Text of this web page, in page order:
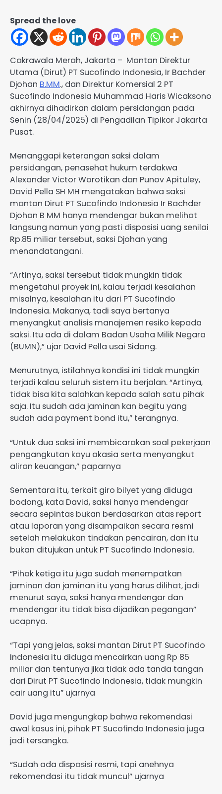
Spread the love
Cakrawala Merah, Jakarta – Mantan Direktur
Utama (Dirut) PT Sucofindo Indonesia, Ir Bachder
Djohan B.MM., dan Direktur Komersial 2 PT
Sucofindo Indonesia Muhammad Haris Wicaksono
akhirnya dihadirkan dalam persidangan pada
Senin (28/04/2025) di Pengadilan Tipikor Jakarta
Pusat.
Menanggapi keterangan saksi dalam
persidangan, penasehat hukum terdakwa
Alexander Victor Worotikan dan Punov Apituley,
David Pella SH MH mengatakan bahwa saksi
mantan Dirut PT Sucofindo Indonesia Ir Bachder
Djohan B MM hanya mendengar bukan melihat
langsung namun yang pasti disposisi uang senilai
Rp.85 miliar tersebut, saksi Djohan yang
menandatangani.
“Artinya, saksi tersebut tidak mungkin tidak
mengetahui proyek ini, kalau terjadi kesalahan
misalnya, kesalahan itu dari PT Sucofindo
Indonesia. Makanya, tadi saya bertanya
menyangkut analisis manajemen resiko kepada
saksi. Itu ada di dalam Badan Usaha Milik Negara
(BUMN),” ujar David Pella usai Sidang.
Menurutnya, istilahnya kondisi ini tidak mungkin
terjadi kalau seluruh sistem itu berjalan. “Artinya,
tidak bisa kita salahkan kepada salah satu pihak
saja. Itu sudah ada jaminan kan begitu yang
sudah ada payment bond itu,” terangnya.
“Untuk dua saksi ini membicarakan soal pekerjaan
pengangkutan kayu akasia serta menyangkut
aliran keuangan,” paparnya
Sementara itu, terkait giro bilyet yang diduga
bodong, kata David, saksi hanya mendengar
secara sepintas bukan berdasarkan atas report
atau laporan yang disampaikan secara resmi
setelah melakukan tindakan pencairan, dan itu
bukan ditujukan untuk PT Sucofindo Indonesia.
“Pihak ketiga itu juga sudah menempatkan
jaminan dan jaminan itu yang harus dilihat, jadi
menurut saya, saksi hanya mendengar dan
mendengar itu tidak bisa dijadikan pegangan”
ucapnya.
“Tapi yang jelas, saksi mantan Dirut PT Sucofindo
Indonesia itu diduga mencairkan uang Rp 85
miliar dan tentunya jika tidak ada tanda tangan
dari Dirut PT Sucofindo Indonesia, tidak mungkin
cair uang itu” ujarnya
David juga mengungkap bahwa rekomendasi
awal kasus ini, pihak PT Sucofindo Indonesia juga
jadi tersangka.
“Sudah ada disposisi resmi, tapi anehnya
rekomendasi itu tidak muncul” ujarnya